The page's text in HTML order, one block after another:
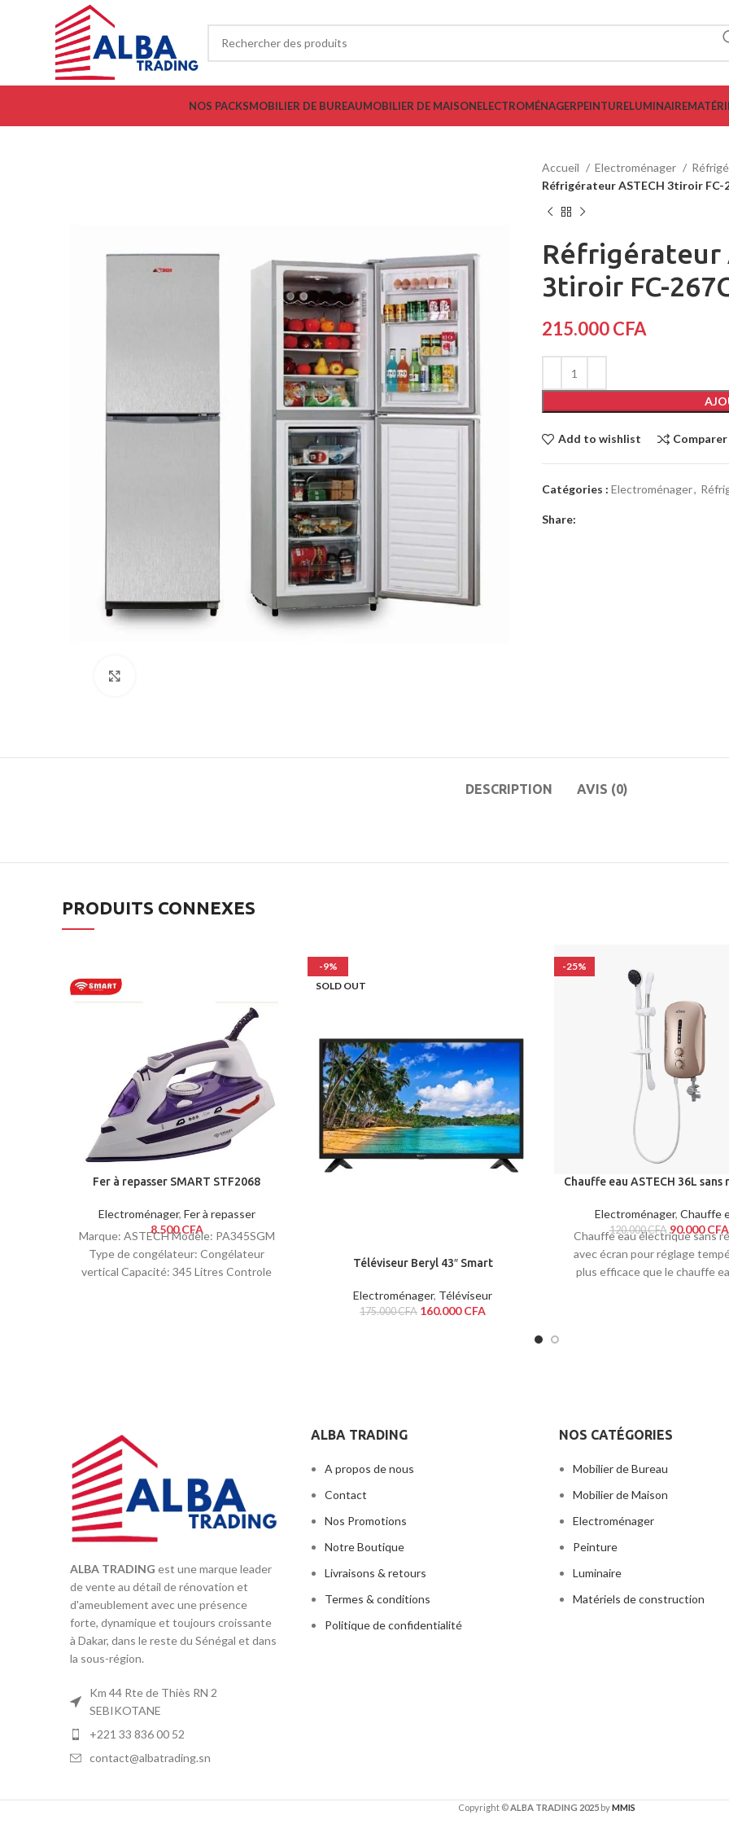
NOS PACKSMOBILIER DE BUREAUMOBILIER DE MAISONELECTROMÉNAGERPEINTURELUMINAIRE
Accueil Electroménager
Réfrigérateur ASTECH 3tiroir FC-
Réfrigérateur
3tiroir FC-
215.000CFA
Add to wishlist Comparer
Catégories : Electroménager,
Share:
DESCRIPTION AVIS (0)
PRODUITS CONNEXES
Fer à repasser SMART STF2068
Electroménager, Fer à repasser
8.500CFA
Marque: ASTECH Modèle: PA345SGM
Type de congélateur: Congélateur
vertical Capacité: 345 Litres Controle
-9%
SOLD OUT
Téléviseur Beryl 43″ Smart
Electroménager, Téléviseur
175.000CFA 160.000CFA
-25%
Chauffe eau ASTECH 36L
Electroménager,Chauffe
120.000CFA 90.000CFA
Chauffe eau électrique sans
avec écran pour réglage
plus efficace que le chauffe
ALBA TRADING est une marque leader
de vente au détail de rénovation et
d'ameublement avec une présence
forte, dynamique et toujours croissante
à Dakar, dans le reste du Sénégal et dans
la sous-région.
Km 44 Rte de Thiès RN 2
SEBIKOTANE
+221 33 836 00 52
contact@albatrading.sn
ALBA TRADING
A propos de nous
Contact
Nos Promotions
Notre Boutique
Livraisons & retours
Termes & conditions
Politique de confidentialité
NOS CATÉGORIES
Mobilier de Bureau
Mobilier de Maison
Electroménager
Peinture
Luminaire
Matériels de construction
Copyright ©ALBA TRADING 2025 byMMIS